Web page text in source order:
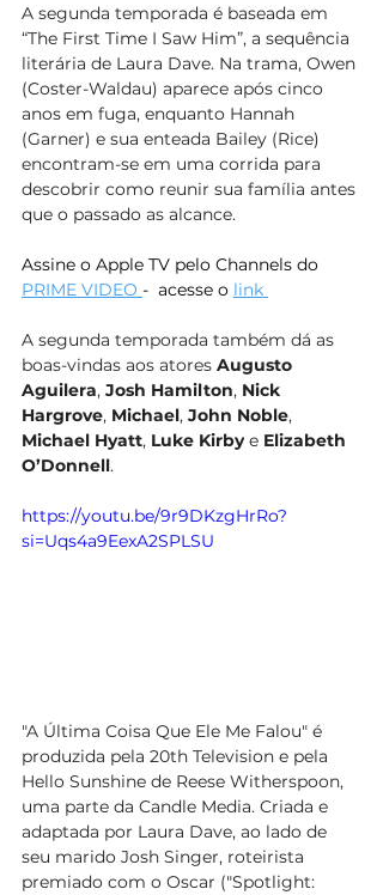
A segunda temporada é baseada em
“The First Time I Saw Him”, a sequência
literária de Laura Dave. Na trama, Owen
(Coster-Waldau) aparece após cinco
anos em fuga, enquanto Hannah
(Garner) e sua enteada Bailey (Rice)
encontram-se em uma corrida para
descobrir como reunir sua família antes
que o passado as alcance.
Assine o Apple TV pelo Channels do
PRIME VIDEO -  acesse o link
A segunda temporada também dá as
boas-vindas aos atores Augusto
Aguilera, Josh Hamilton, Nick
Hargrove, Michael, John Noble,
Michael Hyatt, Luke Kirby e Elizabeth
O’Donnell.
https://youtu.be/9r9DKzgHrRo?
si=Uqs4a9EexA2SPLSU
"A Última Coisa Que Ele Me Falou" é
produzida pela 20th Television e pela
Hello Sunshine de Reese Witherspoon,
uma parte da Candle Media. Criada e
adaptada por Laura Dave, ao lado de
seu marido Josh Singer, roteirista
premiado com o Oscar ("Spotlight: